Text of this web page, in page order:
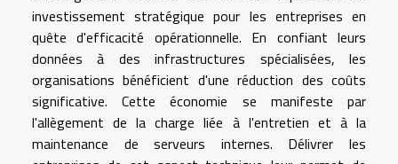
investissement stratégique pour les entreprises en
quête d'efficacité opérationnelle. En confiant leurs
données à des infrastructures spécialisées, les
organisations bénéficient d'une réduction des coûts
significative. Cette économie se manifeste par
l'allègement de la charge liée à l'entretien et à la
maintenance de serveurs internes. Délivrer les